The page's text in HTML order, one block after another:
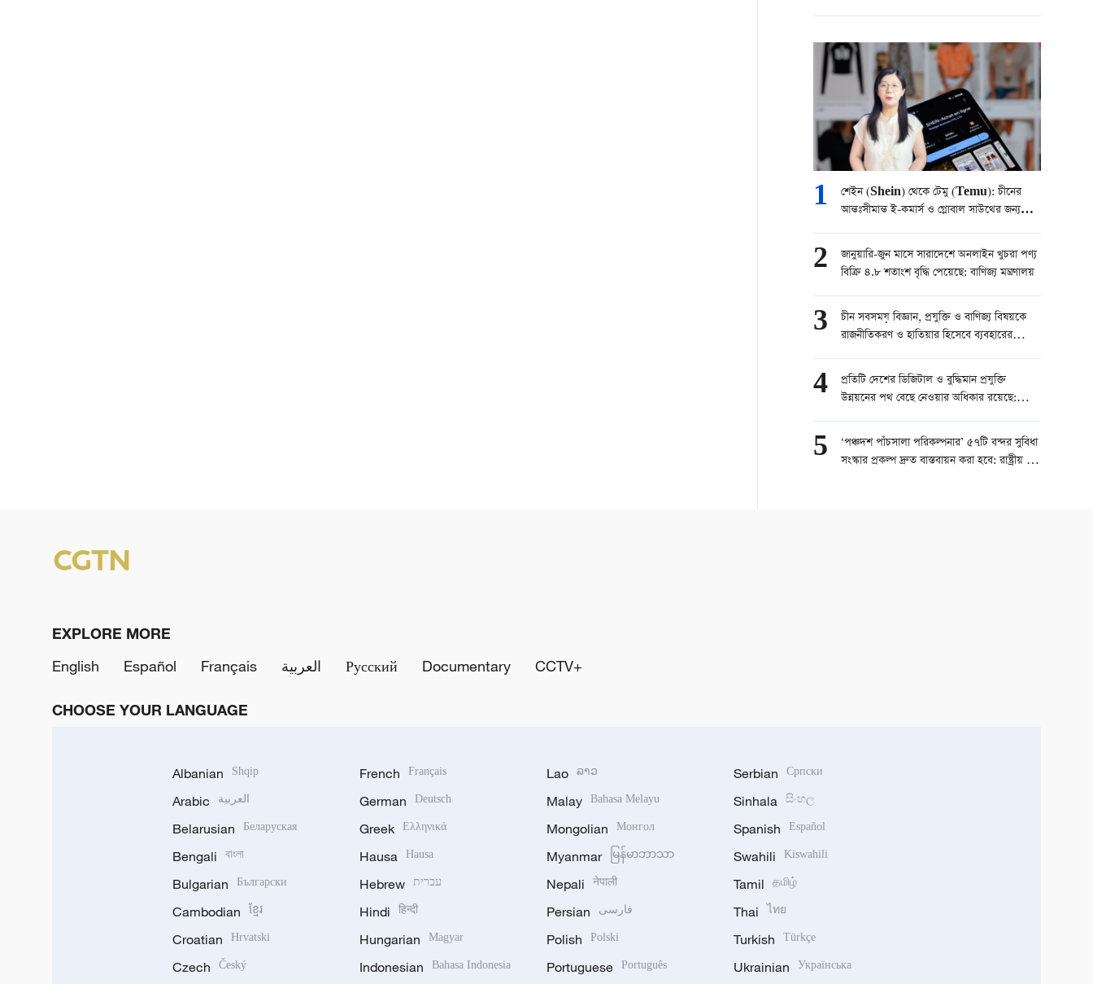
1
শেইন (Shein) থেকে টেমু (Temu): চীনের
আন্তঃসীমান্ত ই-কমার্স ও গ্লোবাল সাউথের জন্য
2
জানুয়ারি-জুন মাসে সারাদেশে অনলাইন খুচরা পণ্য
বিক্রি ৪.৮ শতাংশ বৃদ্ধি পেয়েছে: বাণিজ্য মন্ত্রণালয়
3
চীন সবসময় বিজ্ঞান, প্রযুক্তি ও বাণিজ্য বিষয়কে
রাজনীতিকরণ ও হাতিয়ার হিসেবে ব্যবহারের
4
প্রতিটি দেশের ডিজিটাল ও বুদ্ধিমান প্রযুক্তি
উন্নয়নের পথ বেছে নেওয়ার অধিকার রয়েছে:
5
‘পঞ্চদশ পাঁচসালা পরিকল্পনার’ ৫৭টি বন্দর সুবিধা
সংস্কার প্রকল্প দ্রুত বাস্তবায়ন করা হবে: রাষ্ট্রীয় শুল্ক
EXPLORE MORE
English
Español Français العربية Русский Documentary CCTV+
CHOOSE YOUR LANGUAGE
Albanian Shqip
Arabic العربية
Belarusian Беларуская
Bengali বাংলা
Bulgarian Български
Cambodian ខ្មែរ
Croatian Hrvatski
Czech Český
French Français
German Deutsch
Greek Ελληνικά
Hausa Hausa
Hebrew עברית
Hindi हिन्दी
Hungarian Magyar
Indonesian Bahasa Indonesia
Lao ລາວ
Malay Bahasa Melayu
Mongolian Монгол
Myanmar မြန်မာဘာသာ
Nepali नेपाली
Persian فارسی
Polish Polski
Portuguese Português
Serbian Српски
Sinhala සිංහල
Spanish Español
Swahili Kiswahili
Tamil தமிழ்
Thai ไทย
Turkish Türkçe
Ukrainian Українська